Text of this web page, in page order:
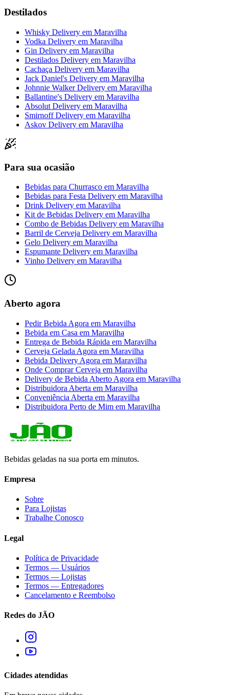
Destilados
Whisky Delivery em Maravilha
Vodka Delivery em Maravilha
Gin Delivery em Maravilha
Destilados Delivery em Maravilha
Cachaça Delivery em Maravilha
Jack Daniel's Delivery em Maravilha
Johnnie Walker Delivery em Maravilha
Ballantine's Delivery em Maravilha
Absolut Delivery em Maravilha
Smirnoff Delivery em Maravilha
Askov Delivery em Maravilha
Para sua ocasião
Bebidas para Churrasco em Maravilha
Bebidas para Festa Delivery em Maravilha
Drink Delivery em Maravilha
Kit de Bebidas Delivery em Maravilha
Combo de Bebidas Delivery em Maravilha
Barril de Cerveja Delivery em Maravilha
Gelo Delivery em Maravilha
Espumante Delivery em Maravilha
Vinho Delivery em Maravilha
Aberto agora
Pedir Bebida Agora em Maravilha
Bebida em Casa em Maravilha
Entrega de Bebida Rápida em Maravilha
Cerveja Gelada Agora em Maravilha
Bebida Delivery Agora em Maravilha
Onde Comprar Cerveja em Maravilha
Delivery de Bebida Aberto Agora em Maravilha
Distribuidora Aberta em Maravilha
Conveniência Aberta em Maravilha
Distribuidora Perto de Mim em Maravilha
Bebidas geladas na sua porta em minutos.
Empresa
Sobre
Para Lojistas
Trabalhe Conosco
Legal
Política de Privacidade
Termos — Usuários
Termos — Lojistas
Termos — Entregadores
Cancelamento e Reembolso
Redes do JÃO
Cidades atendidas